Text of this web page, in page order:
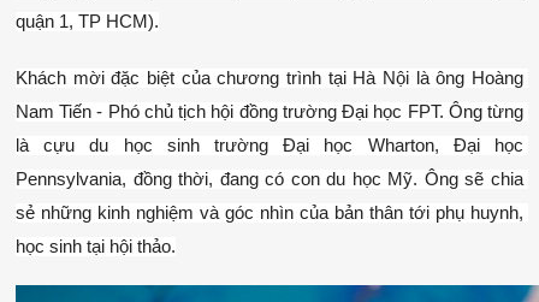
quận 1, TP HCM).
Khách mời đặc biệt của chương trình tại Hà Nội là ông Hoàng
Nam Tiến - Phó chủ tịch hội đồng trường Đại học FPT. Ông từng
là cựu du học sinh trường Đại học Wharton, Đại học
Pennsylvania, đồng thời, đang có con du học Mỹ. Ông sẽ chia
sẻ những kinh nghiệm và góc nhìn của bản thân tới phụ huynh,
học sinh tại hội thảo.